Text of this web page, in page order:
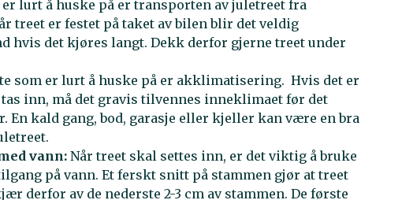
lurt å huske på er transporten av juletreet fra
treet er festet på taket av bilen blir det veldig
hvis det kjøres langt. Dekk derfor gjerne treet under
som er lurt å huske på er akklimatisering. Hvis det er
inn, må det gravis tilvennes inneklimaet før det
En kald gang, bod, garasje eller kjeller kan være en bra
vann:Når treet skal settes inn, er det viktig å bruke
på vann. Et ferskt snitt på stammen gjør at treet
derfor av de nederste 2-3 cm av stammen. De første